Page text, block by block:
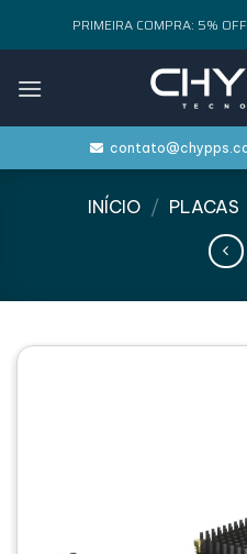
PRIMEIRA COMPRA: 5%
INÍCIO / PLACAS